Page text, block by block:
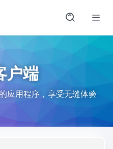
户端
应用程序，享受无缝体验